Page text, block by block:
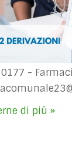
-
di più »